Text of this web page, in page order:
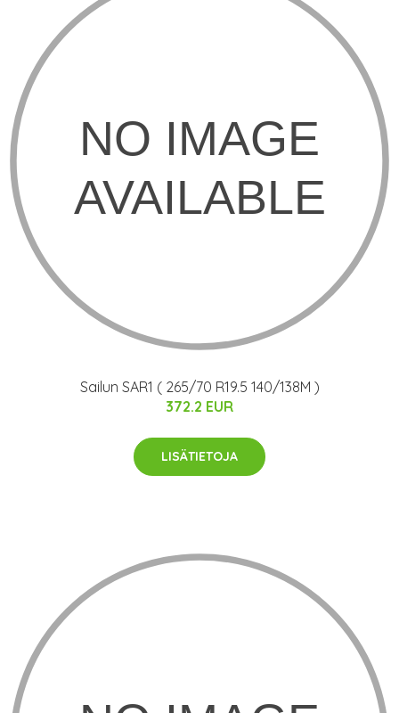
Sailun SAR1 ( 265/70 R19.5 140/138M )
372.2 EUR
LISÄTIETOJA